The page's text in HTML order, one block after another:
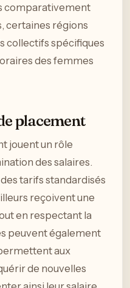
comparativement
certaines régions
collectifs spécifiques
des femmes
placement
jouent un rôle
des salaires.
tarifs standardisés
reçoivent une
en respectant la
peuvent également
aux
de nouvelles